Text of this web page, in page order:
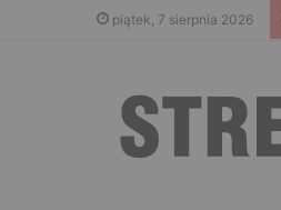
piątek, 7 sierpnia 2026